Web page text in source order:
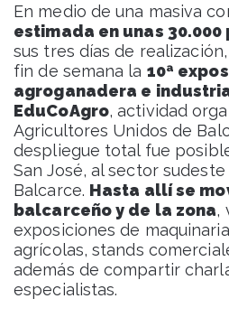
En medio de una masiva
estimada en unas 30.000
sus tres días de
fin de semana la 10ª
agroganadera e
EduCoAgro, actividad
Agricultores Unidos de
despliegue total fue
San José, al sector
Balcarce. Hasta allí se
balcarceño y de la zona,
exposiciones de
agrícolas, stands
además de compartir
especialistas.